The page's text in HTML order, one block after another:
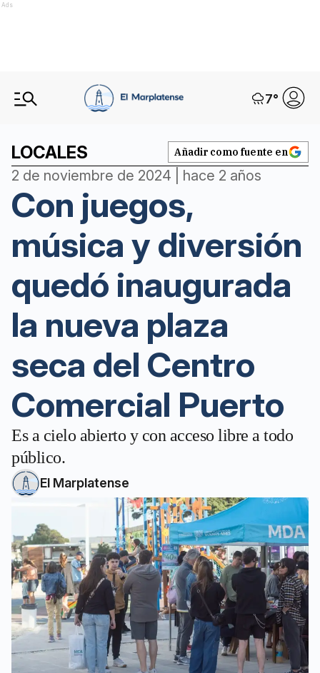
Ads
7°
LOCALES Añadir como fuente en
2 de noviembre de 2024 | hace 2 años
Con juegos,
música y diversión
quedó inaugurada
la nueva plaza
seca del Centro
Comercial Puerto
Es a cielo abierto y con acceso libre a todo
público.
El Marplatense